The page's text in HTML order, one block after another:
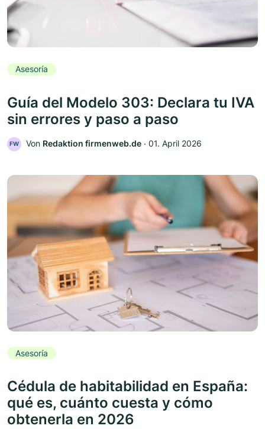
Asesoría
Guía del Modelo 303: Declara tu IVA
sin errores y paso a paso
FW Von Redaktion firmenweb.de ‧ 01. April 2026
Asesoría
Cédula de habitabilidad en España:
qué es, cuánto cuesta y cómo
obtenerla en 2026